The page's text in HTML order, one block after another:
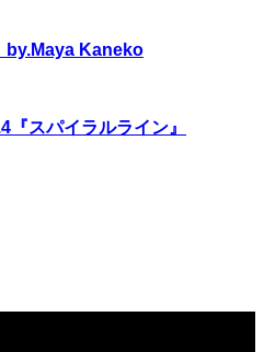
by.Maya Kaneko
スパイラルライン』